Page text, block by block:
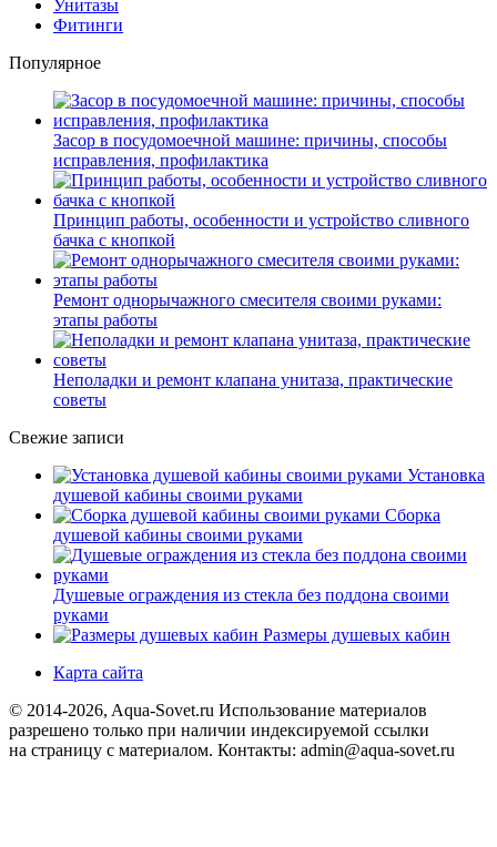
Унитазы
Фитинги
Популярное
Засор в посудомоечной машине: причины, способы
исправления, профилактика
Принцип работы, особенности и устройство сливного
бачка с кнопкой
Ремонт однорычажного смесителя своими руками:
этапы работы
Неполадки и ремонт клапана унитаза, практические
советы
Свежие записи
Установка
душевой кабины своими руками
Сборка
душевой кабины своими руками
Душевые ограждения из стекла без поддона своими
руками
Размеры душевых кабин
Карта сайта
© 2014-2026, Aqua-Sovet.ru Использование материалов
разрешено только при наличии индексируемой ссылки
на страницу с материалом. Контакты: admin@aqua-sovet.ru